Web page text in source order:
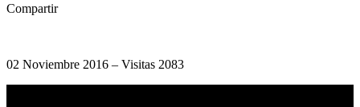
Compartir
02 Noviembre 2016 – Visitas 2083